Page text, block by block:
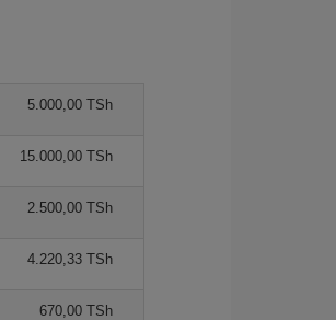
5.000,00 TSh
15.000,00 TSh
2.500,00 TSh
4.220,33 TSh
670,00 TSh